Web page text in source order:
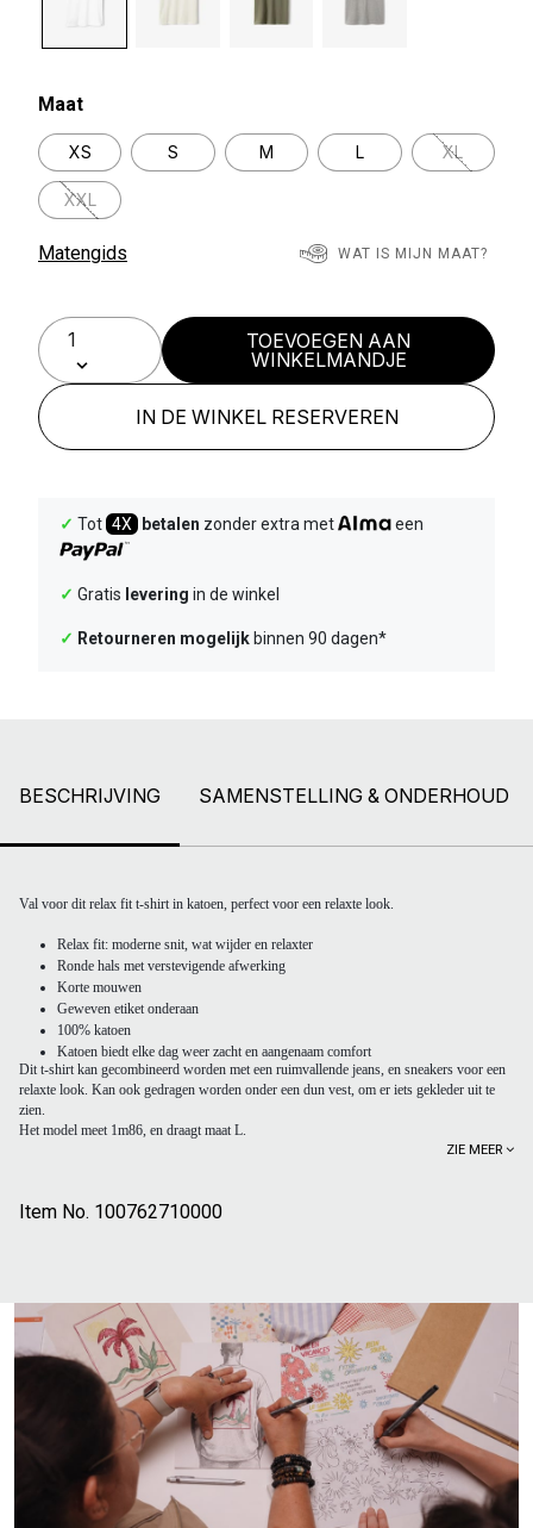
Maat
XS S M L XL
XXL
Matengids WAT IS MIJN MAAT?
TOEVOEGEN AAN
WINKELMANDJE
IN DE WINKEL RESERVEREN
✓ Tot 4X betalen zonder extra met een
✓ Gratis levering in de winkel
✓ Retourneren mogelijk binnen 90 dagen*
BESCHRIJVING SAMENSTELLING & ONDERHOUD
Val voor dit relax fit t-shirt in katoen, perfect voor een relaxte look.
Relax fit: moderne snit, wat wijder en relaxter
Ronde hals met verstevigende afwerking
Korte mouwen
Geweven etiket onderaan
100% katoen
Katoen biedt elke dag weer zacht en aangenaam comfort
Dit t-shirt kan gecombineerd worden met een ruimvallende jeans, en sneakers voor een
relaxte look. Kan ook gedragen worden onder een dun vest, om er iets gekleder uit te
zien.
Het model meet 1m86, en draagt maat L.
ZIE MEER
Item No. 100762710000